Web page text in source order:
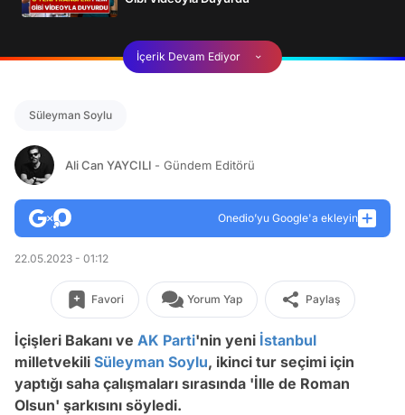
İçerik Devam Ediyor
Süleyman Soylu
Ali Can YAYCILI - Gündem Editörü
Onedio’yu Google'a ekleyin
22.05.2023 - 01:12
Favori Yorum Yap Paylaş
İçişleri Bakanı ve AK Parti'nin yeni İstanbul
milletvekili Süleyman Soylu, ikinci tur seçimi için
yaptığı saha çalışmaları sırasında 'İlle de Roman
Olsun' şarkısını söyledi.